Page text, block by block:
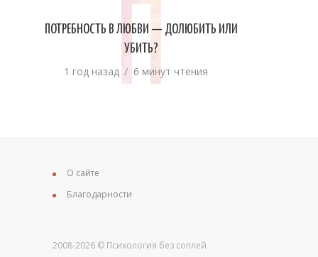
ПОТРЕБНОСТЬ В ЛЮБВИ — ДОЛЮБИТЬ ИЛИ
УБИТЬ?
1 год назад
6 минут чтения
П
О сайте
Благодарности
2008-2026 © Психология без соплей